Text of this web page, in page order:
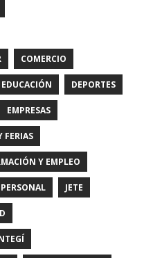
COMERCIO
DEPORTES
EMPRESAS
FERIAS
Y EMPLEO
JETE